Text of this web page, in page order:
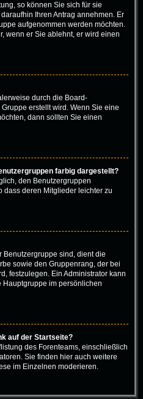
so können Sie sich für sie
Ihren Antrag annehmen. Er
aufgenommen werden möchten.
wenn er Sie ablehnt, er wird einen
durch die Board-
erstellt wird. Wenn Sie eine
dann sollten Sie einen
farbig dargestellt?
den Benutzergruppen
dass deren Mitglieder leichter zu
sind, dient die
sowie den Gruppenrang, der bei
festzulegen. Ein Administrator kann
Hauptgruppe im persönlichen
auf der Startseite?
des Forenteams, einschließlich
Sie finden hier auch weitere
im Einzelnen moderieren.